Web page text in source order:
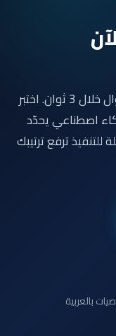
المواقع البطيئة تفقد 53% من زوار الجوال خلال 3 ثوان. اختبر
اصطناعي يحدّد
ترفع ترتيبك
بالعربية